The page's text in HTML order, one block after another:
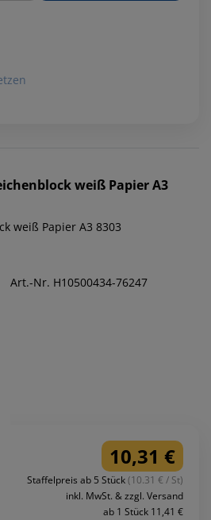
weiß Papier A3
weiß Papier A3 8303
Art.-Nr. H10500434-76247
10,31 €
Staffelpreis ab 5 Stück(10.31 € / St)
inkl. MwSt. & zzgl. Versand
ab 1 Stück 11,41 €